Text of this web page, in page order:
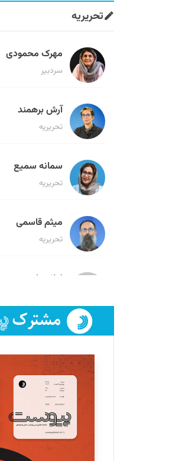
تحریریه
مهرک محمودی
سردبیر
آرش برهمند
تحریریه
سمانه سمیع
تحریریه
میثم قاسمی
تحریریه
لیلا حنارود
فائزه فتحی
تحریریه
سروش کرمیان
تحریریه
مینا پاکدل